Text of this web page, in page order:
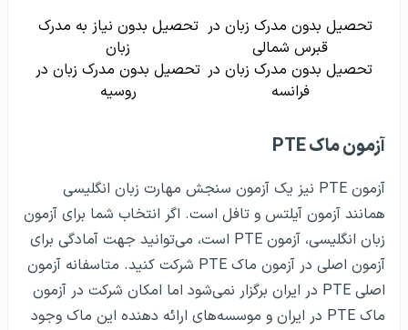
تحصیل بدون مدرک زبان در
قبرس شمالی
تحصیل بدون نیاز به مدرک
زبان
تحصیل بدون مدرک زبان در
فرانسه
تحصیل بدون مدرک زبان در
روسیه
آزمون ماک PTE
آزمون PTE نیز یک آزمون سنجش مهارت زبان انگلیسی
همانند آزمون آیلتس و تافل است. اگر انتخاب شما برای آزمون
زبان انگلیسی، آزمون PTE است، می‌توانید جهت آمادگی برای
آزمون اصلی در آزمون ماک PTE شرکت کنید. متاسفانه آزمون
اصلی PTE در ایران برگزار نمی‌شود اما امکان شرکت در آزمون
ماک PTE در ایران و موسسه‌های ارائه دهنده این ماک وجود